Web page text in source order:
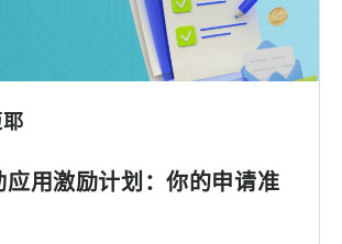
应用激励计划：你的申请准